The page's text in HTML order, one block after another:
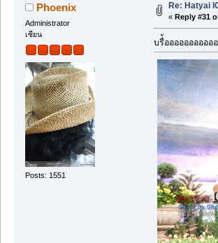
Phoenix
Administrator
เซียน
Posts: 1551
Re: Hatyai
« Reply #31
บรื่้ออออออออออ